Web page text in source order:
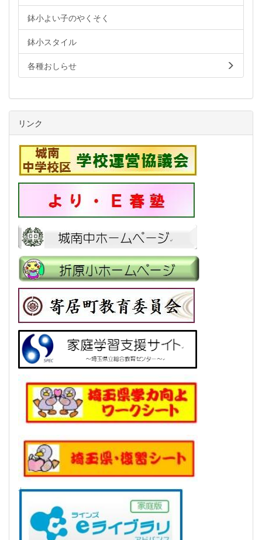
鉢小よい子のやくそく
鉢小スタイル
各種おしらせ
リンク